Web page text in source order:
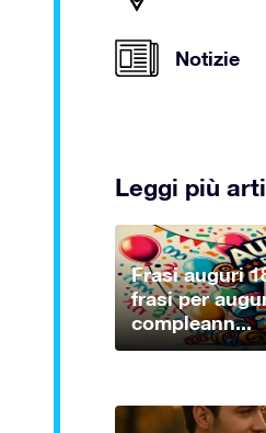
Notizie
Leggi più
Frasi auguri
frasi per
compleann...